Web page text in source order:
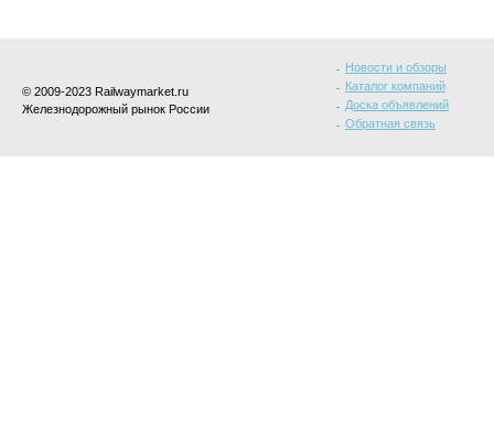
© 2009-2023 Railwaymarket.ru
Железнодорожный рынок России
Новости и обзоры
Каталог компаний
Доска объявлений
Обратная связь